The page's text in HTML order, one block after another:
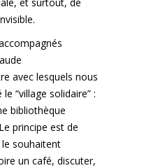
avec lesquels nous
“village solidaire” :
bibliothèque
principe est de
souhaitent
un café, discuter,